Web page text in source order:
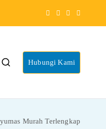
Hubungi Kami
Murah Terlengkap